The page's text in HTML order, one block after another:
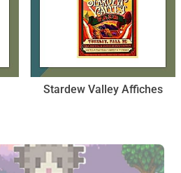
Stardew Valley Affiches